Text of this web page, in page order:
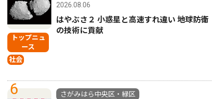
トップニュ
ース
社会
2026.08.06
はやぶさ２ 小惑星と高速すれ違い 地球防衛
の技術に貢献
6
さがみはら中央区・緑区